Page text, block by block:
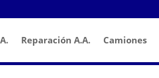
Reparación A.A. Camiones